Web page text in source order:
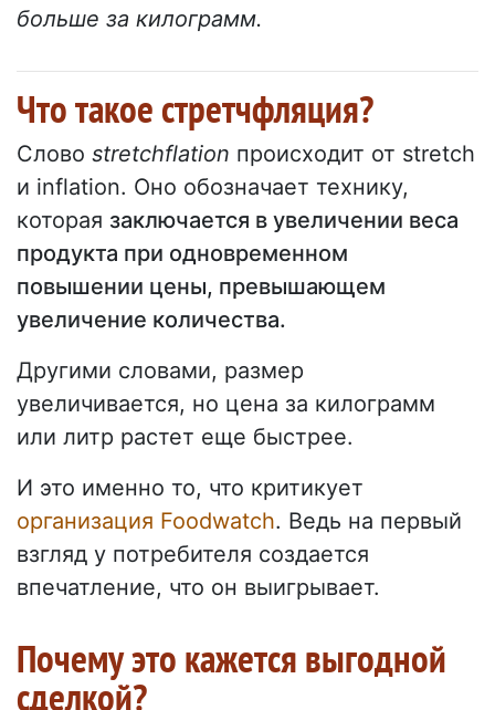
больше за килограмм.
Что такое стретчфляция?
Слово stretchflation происходит от stretch
и inflation. Оно обозначает технику,
которая заключается в увеличении веса
продукта при одновременном
повышении цены, превышающем
увеличение количества.
Другими словами, размер
увеличивается, но цена за килограмм
или литр растет еще быстрее.
И это именно то, что критикует
организация Foodwatch. Ведь на первый
взгляд у потребителя создается
впечатление, что он выигрывает.
Почему это кажется выгодной
сделкой?